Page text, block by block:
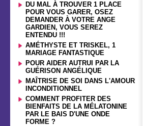
DU MAL À TROUVER 1 PLACE
POUR VOUS GARER, OSEZ
DEMANDER À VOTRE ANGE
GARDIEN, VOUS SEREZ
ENTENDU !!!
AMÉTHYSTE ET TRISKEL, 1
MARIAGE FANTASTIQUE
POUR AIDER AUTRUI PAR LA
GUÉRISON ANGÉLIQUE
MAÎTRISE DE SOI DANS L'AMOUR
INCONDITIONNEL
COMMENT PROFITER DES
BIENFAITS DE LA MÉLATONINE
PAR LE BAIS D'UNE ONDE
FORME ?